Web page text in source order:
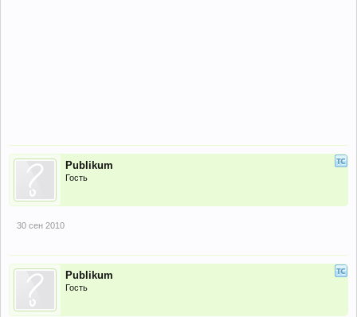
Publikum
Гость
30 сен 2010
Publikum
Гость